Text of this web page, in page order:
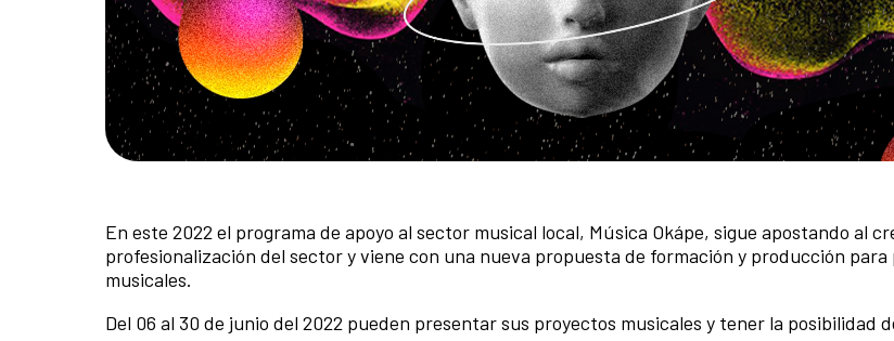
En este 2022 el programa de apoyo al sector musical local, Música Okápe, sigue apostando al
profesionalización del sector y viene con una nueva propuesta de formación y producción para
musicales.
Del 06 al 30 de junio del 2022 pueden presentar sus proyectos musicales y tener la posibilidad